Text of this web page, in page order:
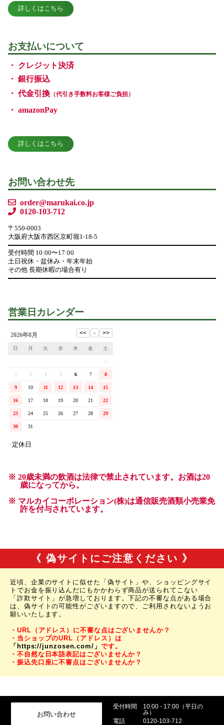
《 偽サイトにご注意ください 》
近頃、企業のサイトに似せた「偽サイト」や、ショッピングサイ
トでお金を振り込んだにもかかわらず商品が送られてこない
「詐欺サイト」が急増しております。下記の不審な点がある場合
は、偽サイトの可能性がございますので、ご利用されないようお
願いいたします。
・URL（アドレス）に不審な点はございませんか？
・当ショップのURL（アドレス）は
「https://junzosen.com/」 です。
・不自然な日本語表記はございませんか？
・振込先口座に不審点はございませんか？
お問い合わせ
受付時間
10:00 - 17:00（平日の
み）
電話
0120-103-712